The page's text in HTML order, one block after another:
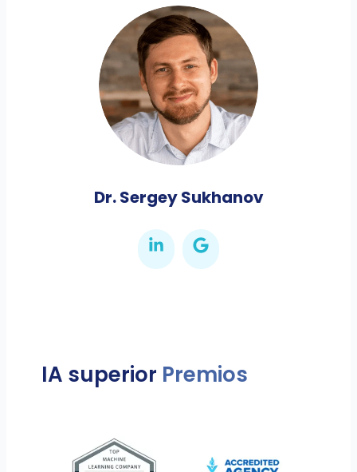
Dr. Sergey Sukhanov
IA superior Premios